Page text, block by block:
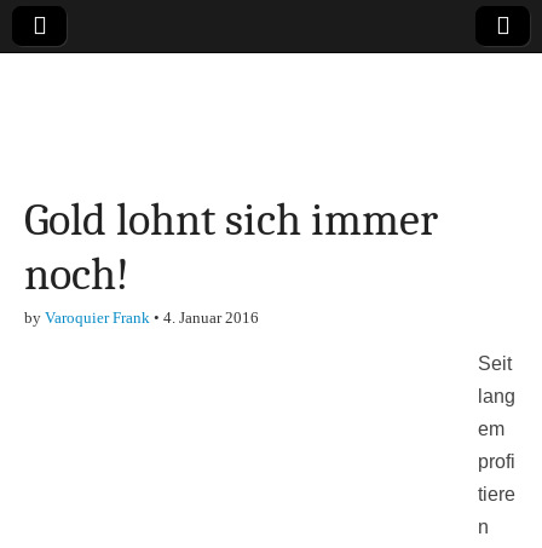
Finanzen,
Marketing-, Vertrieb-
& Investment-Tipps
Gold lohnt sich immer
noch!
by Varoquier Frank • 4. Januar 2016
Seit
lang
em
profi
tiere
n